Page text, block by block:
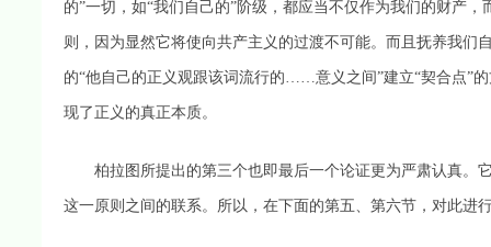
的”一切，如“我们自己的”阶级，都应当不仅作为我们的财产
则，因为显然它将使向共产主义的过渡不可能。而且抚养我
的“他自己的正义观跟该词流行的……意义之间”建立“契合点”
现了正义的真正本质。
柏拉图所提出的第三个也即最后一个论证更为严肃认真。
这一原则之间的联系。所以，在下面的第五、第六节，对此进